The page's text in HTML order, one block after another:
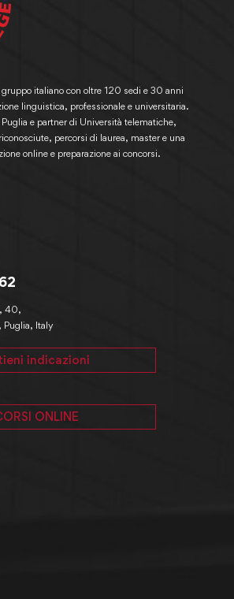
italiano con oltre 120 sedi e 30 anni
linguistica, professionale e universitaria.
e partner di Università telematiche,
percorsi di laurea, master e una
online e preparazione ai concorsi.
40,
Puglia, Italy
indicazioni
ONLINE